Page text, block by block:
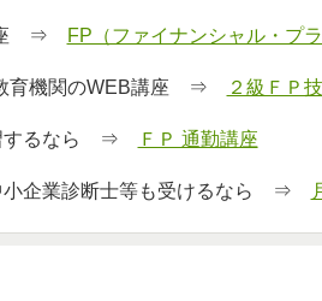
座 ⇒ FP（ファイナンシャル・プ
育機関のWEB講座 ⇒ ２級ＦＰ
するなら ⇒ ＦＰ 通勤講座
小企業診断士等も受けるなら ⇒